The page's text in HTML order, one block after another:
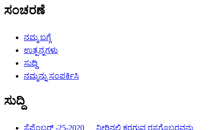
ಸಂಚರಣೆ
ನಮ್ಮ ಬಗ್ಗೆ
ಉತ್ಪನ್ನಗಳು
ಸುದ್ದಿ
ನಮ್ಮನ್ನು ಸಂಪರ್ಕಿಸಿ
ಸುದ್ದಿ
ಸೆಪ್ಟೆಂಬರ್ -25-2020 ನೀರಿನಲ್ಲಿ ಕರಗುವ ರಸಗೊಬ್ಬರವನ್ನು